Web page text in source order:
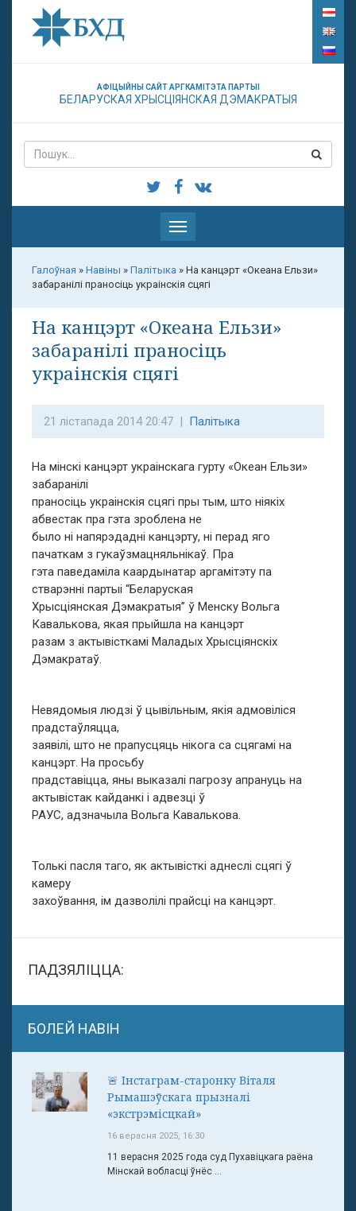
АФІЦЫЙНЫ САЙТ АРГКАМІТЭТА ПАРТЫІ
БЕЛАРУСКАЯ ХРЫСЦІЯНСКАЯ ДЭМАКРАТЫЯ
Паказаць
меню
Галоўная » Навіны » Палітыка » На канцэрт «Океана Ельзи»
забаранілі праносіць украінскія сцягі
На канцэрт «Океана Ельзи»
забаранілі праносіць
украінскія сцягі
21 лістапада 2014 20:47 | Палітыка
На мінскі канцэрт украінскага гурту «Океан Ельзи»
забаранілі
праносіць украінскія сцягі пры тым, што ніякіх
абвестак пра гэта зроблена не
было ні напярэдадні канцэрту, ні перад яго
пачаткам з гукаўзмацняльнікаў. Пра
гэта паведаміла каардынатар аргамітэту па
стварэнні партыі “Беларуская
Хрысціянская Дэмакратыя” ў Менску Вольга
Кавалькова, якая прыйшла на канцэрт
разам з актывісткамі Маладых Хрысціянскіх
Дэмакратаў.
Невядомыя людзі ў цывільным, якія адмовіліся
прадстаўляцца,
заявілі, што не прапусцяць нікога са сцягамі на
канцэрт. На просьбу
прадставіцца, яны выказалі пагрозу апрануць на
актывістак кайданкі і адвезці ў
РАУС, адзначыла Вольга Кавалькова.
Толькі пасля таго, як актывісткі аднеслі сцягі ў
камеру
захоўвання, ім дазволілі прайсці на канцэрт.
ПАДЗЯЛІЦЦА:
БОЛЕЙ НАВІН
🚨 Інстаграм-старонку Віталя
Рымашэўскага прызналі
«экстрэмісцкай»
16 верасня 2025, 16:30
11 верасня 2025 года суд Пухавіцкага раёна
Мінскай вобласці ўнёс ...